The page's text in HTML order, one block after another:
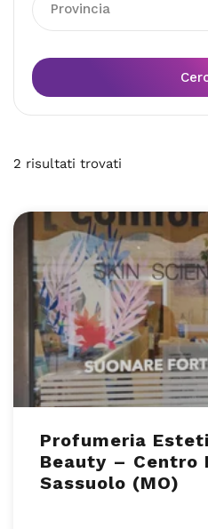
Provincia
2 risultati trovati
Profumeria
Beauty – Centro
Sassuolo (MO)